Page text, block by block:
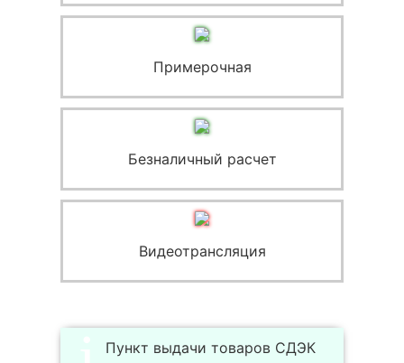
Примерочная
Безналичный расчет
Видеотрансляция
Пункт выдачи товаров СДЭК